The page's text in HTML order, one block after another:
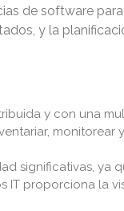
de software
y la
y con una
significativas, ya
IT proporciona la